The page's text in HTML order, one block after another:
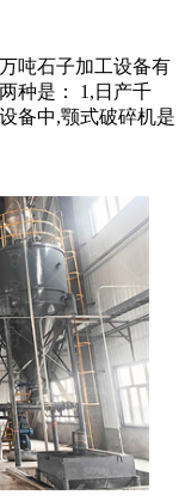
吨石子加工设备有
种是： 1,日产千
备中,颚式破碎机是